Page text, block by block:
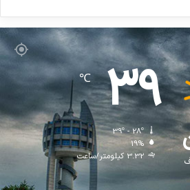
39
℃
39º - 28º
19%
3.32 کیلومتر/ساعت